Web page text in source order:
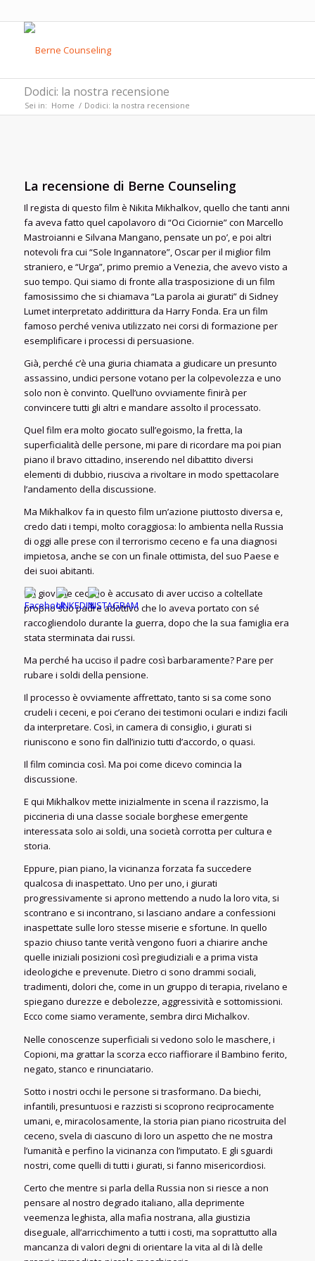
Dodici: la nostra recensione
Sei in: Home / Dodici: la nostra recensione
La recensione di Berne Counseling
Il regista di questo film è Nikita Mikhalkov, quello che tanti anni
fa aveva fatto quel capolavoro di “Oci Ciciornie” con Marcello
Mastroianni e Silvana Mangano, pensate un po’, e poi altri
notevoli fra cui “Sole Ingannatore”, Oscar per il miglior film
straniero, e “Urga”, primo premio a Venezia, che avevo visto a
suo tempo. Qui siamo di fronte alla trasposizione di un film
famosissimo che si chiamava “La parola ai giurati” di Sidney
Lumet interpretato addirittura da Harry Fonda. Era un film
famoso perché veniva utilizzato nei corsi di formazione per
esemplificare i processi di persuasione.
Già, perché c’è una giuria chiamata a giudicare un presunto
assassino, undici persone votano per la colpevolezza e uno
solo non è convinto. Quell’uno ovviamente finirà per
convincere tutti gli altri e mandare assolto il processato.
Quel film era molto giocato sull’egoismo, la fretta, la
superficialità delle persone, mi pare di ricordare ma poi pian
piano il bravo cittadino, inserendo nel dibattito diversi
elementi di dubbio, riusciva a rivoltare in modo spettacolare
l’andamento della discussione.
Ma Mikhalkov fa in questo film un’azione piuttosto diversa e,
credo dati i tempi, molto coraggiosa: lo ambienta nella Russia
di oggi alle prese con il terrorismo ceceno e fa una diagnosi
impietosa, anche se con un finale ottimista, del suo Paese e
dei suoi abitanti.
Un giovane ceceno è accusato di aver ucciso a coltellate
proprio suo padre adottivo che lo aveva portato con sé
raccogliendolo durante la guerra, dopo che la sua famiglia era
stata sterminata dai russi.
Ma perché ha ucciso il padre così barbaramente? Pare per
rubare i soldi della pensione.
Il processo è ovviamente affrettato, tanto si sa come sono
crudeli i ceceni, e poi c’erano dei testimoni oculari e indizi facili
da interpretare. Così, in camera di consiglio, i giurati si
riuniscono e sono fin dall’inizio tutti d’accordo, o quasi.
Il film comincia così. Ma poi come dicevo comincia la
discussione.
E qui Mikhalkov mette inizialmente in scena il razzismo, la
piccineria di una classe sociale borghese emergente
interessata solo ai soldi, una società corrotta per cultura e
storia.
Eppure, pian piano, la vicinanza forzata fa succedere
qualcosa di inaspettato. Uno per uno, i giurati
progressivamente si aprono mettendo a nudo la loro vita, si
scontrano e si incontrano, si lasciano andare a confessioni
inaspettate sulle loro stesse miserie e sfortune. In quello
spazio chiuso tante verità vengono fuori a chiarire anche
quelle iniziali posizioni così pregiudiziali e a prima vista
ideologiche e prevenute. Dietro ci sono drammi sociali,
tradimenti, dolori che, come in un gruppo di terapia, rivelano e
spiegano durezze e debolezze, aggressività e sottomissioni.
Ecco come siamo veramente, sembra dirci Michalkov.
Nelle conoscenze superficiali si vedono solo le maschere, i
Copioni, ma grattar la scorza ecco riaffiorare il Bambino ferito,
negato, stanco e rinunciatario.
Sotto i nostri occhi le persone si trasformano. Da biechi,
infantili, presuntuosi e razzisti si scoprono reciprocamente
umani, e, miracolosamente, la storia pian piano ricostruita del
ceceno, svela di ciascuno di loro un aspetto che ne mostra
l’umanità e perfino la vicinanza con l’imputato. E gli sguardi
nostri, come quelli di tutti i giurati, si fanno misericordiosi.
Certo che mentre si parla della Russia non si riesce a non
pensare al nostro degrado italiano, alla deprimente
veemenza leghista, alla mafia nostrana, alla giustizia
diseguale, all’arricchimento a tutti i costi, ma soprattutto alla
mancanza di valori degni di orientare la vita al di là delle